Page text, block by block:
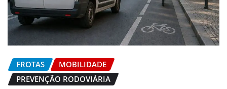
FROTAS
MOBILIDADE
PREVENÇÃO RODOVIÁRIA